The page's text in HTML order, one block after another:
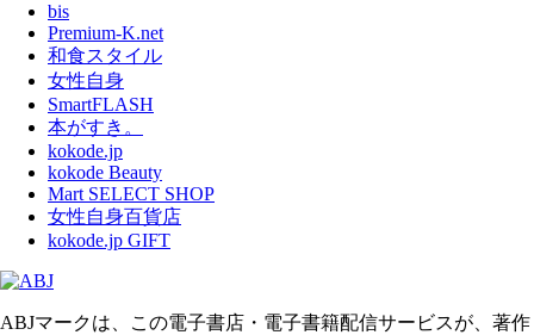
bis
Premium-K.net
和食スタイル
女性自身
SmartFLASH
本がすき。
kokode.jp
kokode Beauty
Mart SELECT SHOP
女性自身百貨店
kokode.jp GIFT
ABJマークは、この電子書店・電子書籍配信サービスが、著作